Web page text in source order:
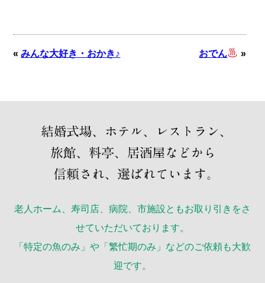
«みんな大好き・おかき♪ おでん »
老人ホーム、寿司店、病院、市施設ともお取り引きをさ
せていただいております。
「特定の魚のみ」や「繁忙期のみ」などのご依頼も大歓
迎です。